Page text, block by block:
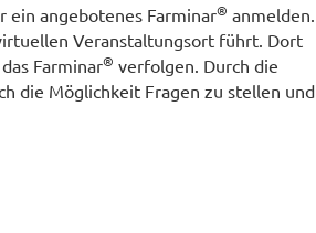
ein angebotenes Farminar® anmelden.
Veranstaltungsort führt. Dort
Farminar® verfolgen. Durch die
die Möglichkeit Fragen zu stellen und